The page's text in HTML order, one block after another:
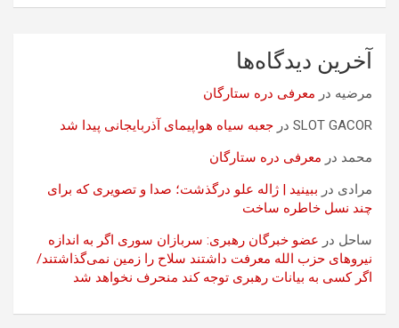
آخرین دیدگاه‌ها
مرضیه در معرفی دره ستارگان
SLOT GACOR در جعبه سیاه هواپیمای آذربایجانی پیدا شد
محمد در معرفی دره ستارگان
مرادی در ببینید | ژاله علو درگذشت؛ صدا و تصویری که برای
چند نسل خاطره ساخت
ساحل در عضو خبرگان رهبری: سربازان سوری اگر به اندازه
نیروهای حزب الله معرفت داشتند سلاح را زمین نمی‌گذاشتند/
اگر کسی به بیانات رهبری توجه کند منحرف نخواهد شد